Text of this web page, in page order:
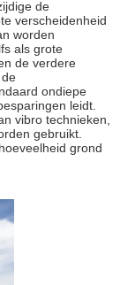
de
verscheidenheid
worden
als grote
de verdere
ondiepe
leidt.
vibro technieken,
gebruikt.
grond